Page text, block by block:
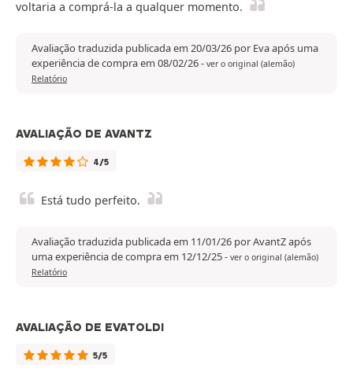
voltaria a comprá-la a qualquer momento.
Avaliação traduzida publicada em 20/03/26 por Eva após uma
experiência de compra em 08/02/26- ver o original (alemão)
Relatório
AVALIAÇÃO DE AVANTZ
4/5
Está tudo perfeito.
Avaliação traduzida publicada em 11/01/26 por AvantZ após
uma experiência de compra em 12/12/25- ver o original (alemão)
Relatório
AVALIAÇÃO DE EVATOLDI
5/5